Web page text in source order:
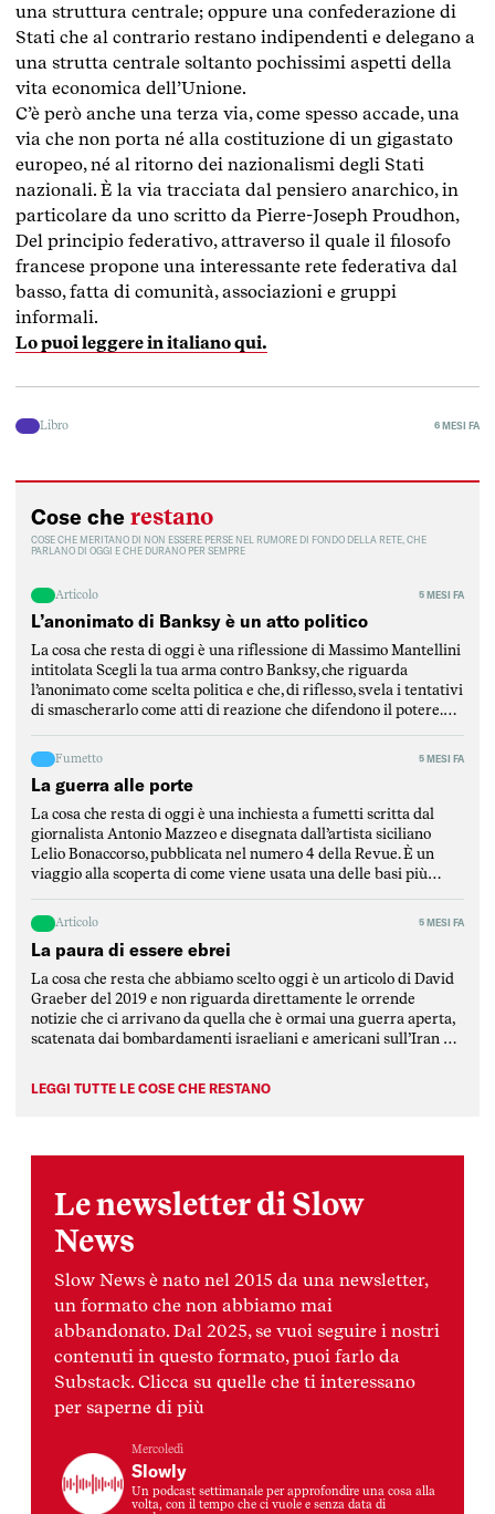
una struttura centrale; oppure una confederazione di
Stati che al contrario restano indipendenti e delegano a
una strutta centrale soltanto pochissimi aspetti della
vita economica dell’Unione.
C’è però anche una terza via, come spesso accade, una
via che non porta né alla costituzione di un gigastato
europeo, né al ritorno dei nazionalismi degli Stati
nazionali. È la via tracciata dal pensiero anarchico, in
particolare da uno scritto da Pierre-Joseph Proudhon,
Del principio federativo, attraverso il quale il filosofo
francese propone una interessante rete federativa dal
basso, fatta di comunità, associazioni e gruppi
informali.
Lo puoi leggere in italiano qui.
Libro 6 MESI FA
Cose che restano
COSE CHE MERITANO DI NON ESSERE PERSE NEL RUMORE DI FONDO DELLA RETE, CHE
PARLANO DI OGGI E CHE DURANO PER SEMPRE
Articolo 5 MESI FA
L’anonimato di Banksy è un atto politico
La cosa che resta di oggi è una riflessione di Massimo Mantellini
intitolata Scegli la tua arma contro Banksy, che riguarda
l’anonimato come scelta politica e che, di riflesso, svela i tentativi
di smascherarlo come atti di reazione che difendono il potere.
puntualizzare l’elemento fondamentale […]
Fumetto 5 MESI FA
La guerra alle porte
La cosa che resta di oggi è una inchiesta a fumetti scritta dal
giornalista Antonio Mazzeo e disegnata dall’artista siciliano
Lelio Bonaccorso, pubblicata nel numero 4 della Revue. È un
viaggio alla scoperta di come viene usata una delle basi più
Sicilia. L’inchiesta è stata scritta […]
Articolo 5 MESI FA
La paura di essere ebrei
La cosa che resta che abbiamo scelto oggi è un articolo di David
Graeber del 2019 e non riguarda direttamente le orrende
notizie che ci arrivano da quella che è ormai una guerra aperta,
scatenata dai bombardamenti israeliani e americani sull’Iran e
LEGGI TUTTE LE COSE CHE RESTANO
Le newsletter di Slow
News
Slow News è nato nel 2015 da una newsletter,
un formato che non abbiamo mai
abbandonato. Dal 2025, se vuoi seguire i nostri
contenuti in questo formato, puoi farlo da
Substack. Clicca su quelle che ti interessano
per saperne di più
Mercoledì
Slowly
Un podcast settimanale per approfondire una cosa alla
volta, con il tempo che ci vuole e senza data di